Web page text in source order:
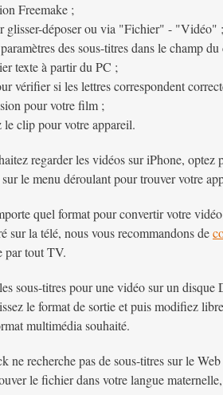
Freemake ;
glisser-déposer ou via "Fichier" - "Vidéo" ;
des sous-titres dans le champ
texte à partir du PC ;
vérifier si les lettres correspondent
pour votre film ;
clip pour votre appareil.
regarder les vidéos sur iPhone,
le menu déroulant pour trouver votre
quel format pour convertir votre
sur la télé, nous vous recommandons de
par tout TV.
sous-titres pour une vidéo sur un
le format de sortie et puis modifiez
multimédia souhaité.
ne recherche pas de sous-titres sur le
le fichier dans votre langue